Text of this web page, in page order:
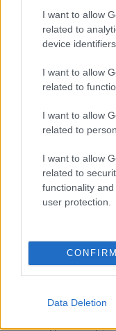
I want to allow
related to
device
I want to allow
related to
I want to allow
related to
I want to allow
related to
functionality
user protection.
CONFIRM
Data Deletion
ΕΟΔΥστο
την προστασία
Ενημέρωση
φαινόμενο
δήλωση
την
λοιπών
περαιτέρω
Τροφίμων(